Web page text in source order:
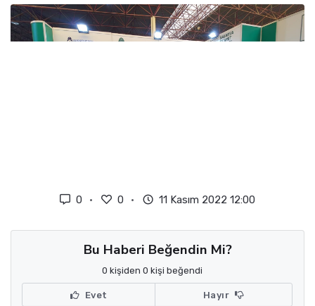
0 0 11 Kasım 2022 12:00
Bu Haberi Beğendin Mi?
0 kişiden 0 kişi beğendi
Evet Hayır